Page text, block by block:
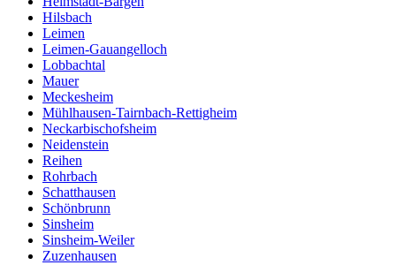
Hilsbach
Leimen
Leimen-Gauangelloch
Lobbachtal
Mauer
Meckesheim
Mühlhausen-Tairnbach-Rettigheim
Neckarbischofsheim
Neidenstein
Reihen
Rohrbach
Schatthausen
Schönbrunn
Sinsheim
Sinsheim-Weiler
Zuzenhausen